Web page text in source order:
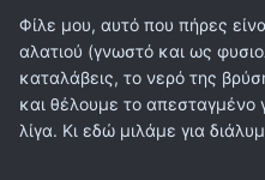
Φίλε μου, αυτό που πήρες
αλατιού (γνωστό και ως
καταλάβεις, το νερό της
και θέλουμε το απεσταγμένο
λίγα. Κι εδώ μιλάμε για